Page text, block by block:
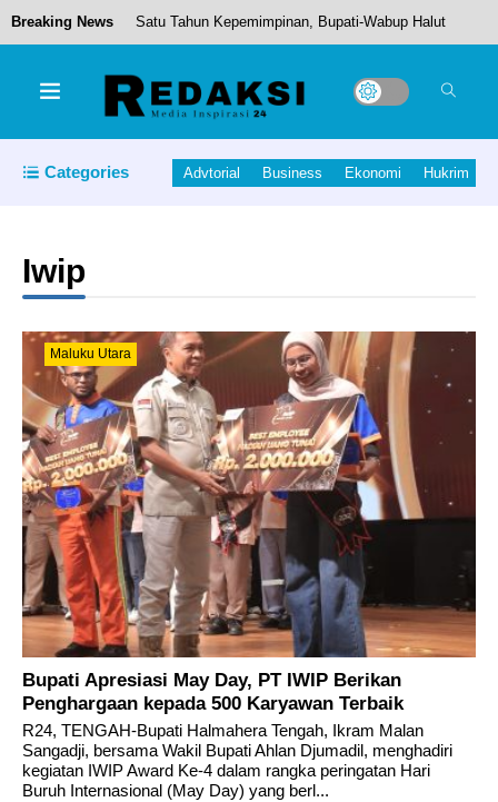
Breaking News Satu Tahun Kepemimpinan, Bupati-Wabup Halut
Menikmati Senja di Danau Kawinet di Halmahera
Terbalik di Perairan Depan Selat Lebeno
Halmahera Utara
Space Tech: The Latest Innovations Propelling
Us to New Frontiers
Ikram Malan Sangadji, menghadiri kunjungan
kerja Komisi V DPR RI
Categories Advtorial Business Ekonomi Hukrim
Iwip
Maluku Utara
Bupati Apresiasi May Day, PT IWIP Berikan
Penghargaan kepada 500 Karyawan Terbaik
R24, TENGAH-Bupati Halmahera Tengah, Ikram Malan
Sangadji, bersama Wakil Bupati Ahlan Djumadil, menghadiri
kegiatan IWIP Award Ke-4 dalam rangka peringatan Hari
Buruh Internasional (May Day) yang berl...